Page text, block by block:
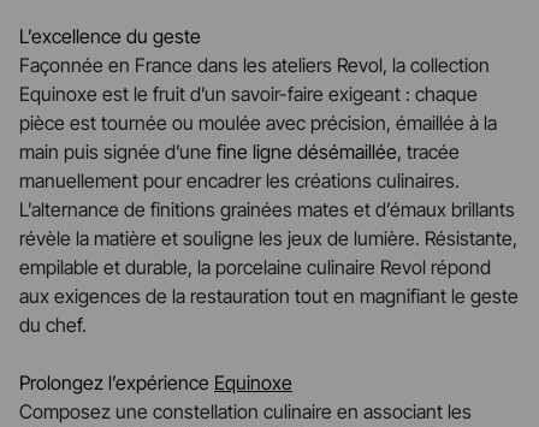
L’excellence du geste
Façonnée en France dans les ateliers Revol, la collection
Equinoxe est le fruit d’un savoir-faire exigeant : chaque
pièce est tournée ou moulée avec précision, émaillée à la
main puis signée d’une fine ligne désémaillée, tracée
manuellement pour encadrer les créations culinaires.
L’alternance de finitions grainées mates et d’émaux brillants
révèle la matière et souligne les jeux de lumière. Résistante,
empilable et durable, la porcelaine culinaire Revol répond
aux exigences de la restauration tout en magnifiant le geste
du chef.
Prolongez l’expérience Equinoxe
Composez une constellation culinaire en associant les